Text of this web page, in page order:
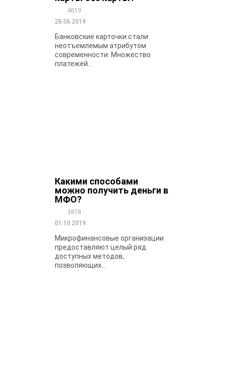
4019
28.06.2019
Банковские карточки стали
неотъемлемым атрибутом
современности. Множество
платежей...
Какими способами
можно получить деньги в
МФО?
3878
01.10.2019
Микрофинансовые организации
предоставляют целый ряд
доступных методов,
позволяющих...